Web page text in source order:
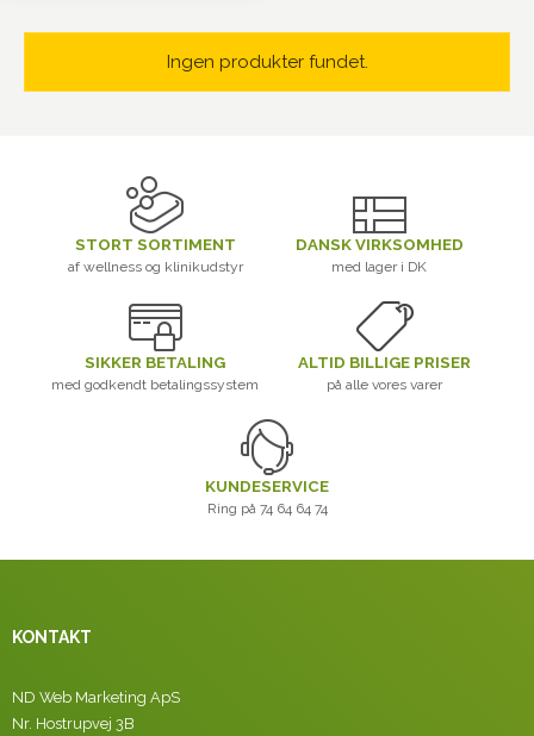
Ingen produkter fundet.
STORT SORTIMENT
af wellness og klinikudstyr
DANSK VIRKSOMHED
med lager i DK
SIKKER BETALING
med godkendt betalingssystem
ALTID BILLIGE PRISER
på alle vores varer
KUNDESERVICE
Ring på 74 64 64 74
KONTAKT
ND Web Marketing ApS
Nr. Hostrupvej 3B